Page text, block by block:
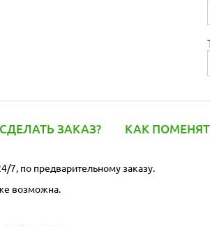
ЗАКАЗ? КАК
7, по предварительному заказу.
возможна.